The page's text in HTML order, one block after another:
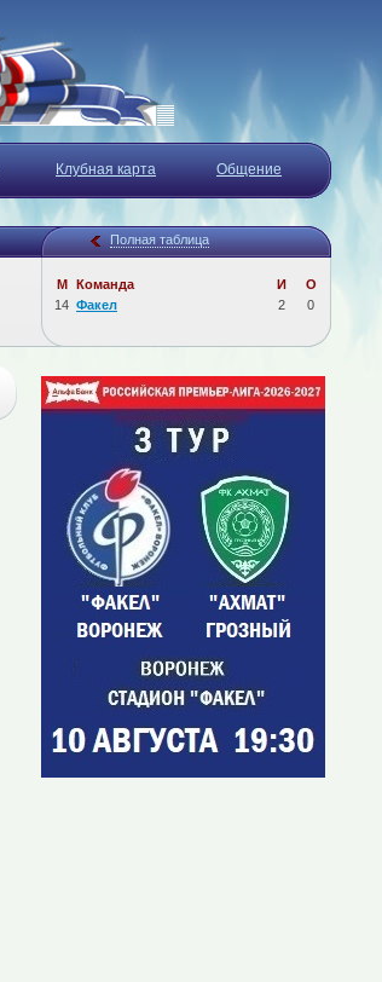
Клубная карта Общение
Полная таблица
М Команда И
О
14 Факел 2 0